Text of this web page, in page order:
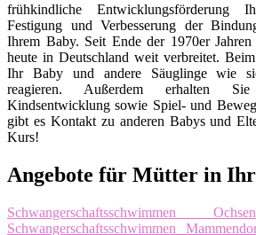
frühkindliche
Festigung und Verbesserung der
Ihrem Baby. Seit Ende der 1970er
heute in Deutschland weit verbreitet.
Ihr Baby und andere Säuglinge wie
reagieren. Außerdem erhalten
Kindsentwicklung sowie Spiel- und
gibt es Kontakt zu anderen Babys und
Kurs!
Angebote für Mütter in
Schwangerschaftsschwimmen
Schwangerschaftsschwimmen